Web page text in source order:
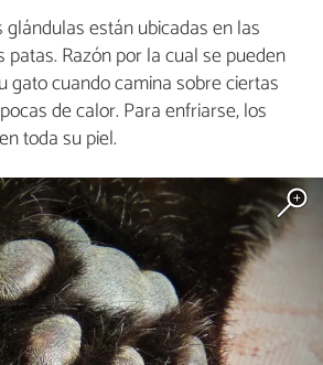
están ubicadas en las
Razón por la cual se pueden
gato cuando camina sobre ciertas
de calor. Para enfriarse, los
toda su piel.